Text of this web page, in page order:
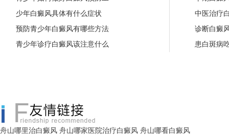
少年白癜风具体有什么症状
预防青少年白癜风有哪些方法
青少年诊疗白癜风该注意什么
中医治疗
诊断白癜
患白斑病
舟山哪里治白癜风 舟山哪家医院治疗白癜风 舟山哪看白癜风